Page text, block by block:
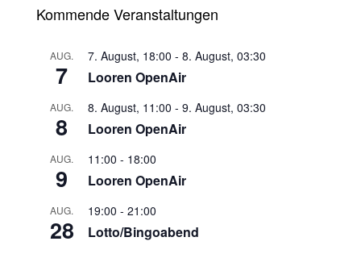
Kommende Veranstaltungen
AUG.
7
7. August, 18:00 - 8. August, 03:30
Looren OpenAir
AUG.
8
8. August, 11:00 - 9. August, 03:30
Looren OpenAir
AUG.
9
11:00 - 18:00
Looren OpenAir
AUG.
28
19:00 - 21:00
Lotto/Bingoabend